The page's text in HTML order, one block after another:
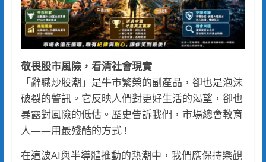
敬畏股市風險，看清社會現實
「辭職炒股潮」是牛市繁榮的副產品，卻也是泡沫
破裂的警訊。它反映人們對更好生活的渴望，卻也
暴露對風險的低估。歷史告訴我們，市場總會教育
人——用最殘酷的方式 !
在這波AI與半導體推動的熱潮中，我們應保持樂觀